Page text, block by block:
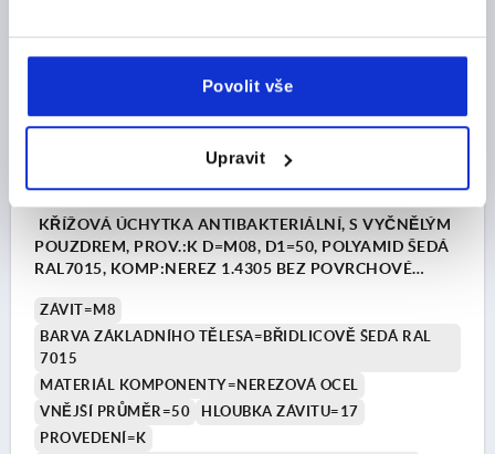
Povolit vše
Upravit
K1794 K
KŘÍŽOVÁ ÚCHYTKA ANTIBAKTERIÁLNÍ, S VYČNĚLÝM
POUZDREM, PROV.:K D=M08, D1=50, POLYAMID ŠEDÁ
RAL7015, KOMP:NEREZ 1.4305 BEZ POVRCHOVÉ
ZÁVIT=M8
BARVA ZÁKLADNÍHO TĚLESA=BŘIDLICOVĚ ŠEDÁ RAL
7015
MATERIÁL KOMPONENTY=NEREZOVÁ OCEL
VNĚJŠÍ PRŮMĚR=50
HLOUBKA ZÁVITU=17
PROVEDENÍ=K